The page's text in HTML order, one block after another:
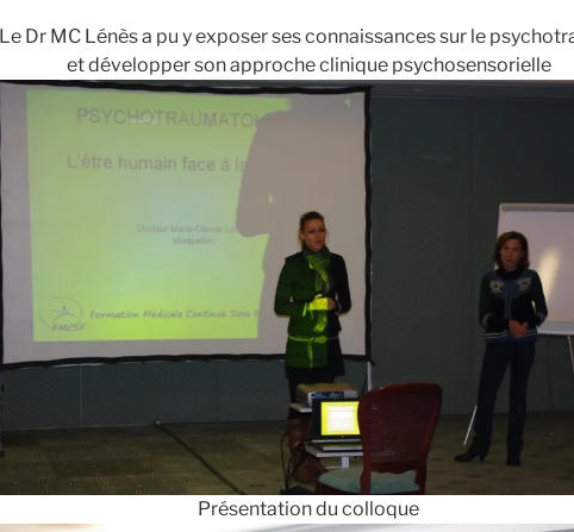
Le Dr MC Lénès a pu y exposer ses connaissances sur le
et développer son approche clinique psychosensorielle
Présentation du colloque